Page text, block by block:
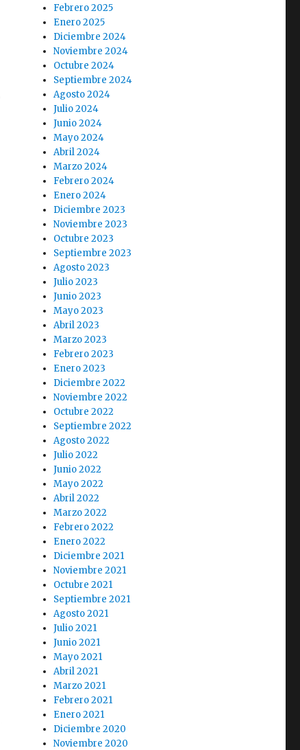
Febrero 2025
Enero 2025
Diciembre 2024
Noviembre 2024
Octubre 2024
Septiembre 2024
Agosto 2024
Julio 2024
Junio 2024
Mayo 2024
Abril 2024
Marzo 2024
Febrero 2024
Enero 2024
Diciembre 2023
Noviembre 2023
Octubre 2023
Septiembre 2023
Agosto 2023
Julio 2023
Junio 2023
Mayo 2023
Abril 2023
Marzo 2023
Febrero 2023
Enero 2023
Diciembre 2022
Noviembre 2022
Octubre 2022
Septiembre 2022
Agosto 2022
Julio 2022
Junio 2022
Mayo 2022
Abril 2022
Marzo 2022
Febrero 2022
Enero 2022
Diciembre 2021
Noviembre 2021
Octubre 2021
Septiembre 2021
Agosto 2021
Julio 2021
Junio 2021
Mayo 2021
Abril 2021
Marzo 2021
Febrero 2021
Enero 2021
Diciembre 2020
Noviembre 2020